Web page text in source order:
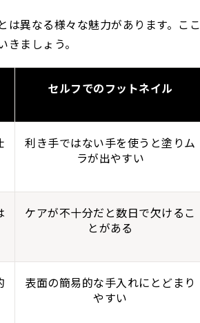
は異なる様々な魅力があります。ここ
ましょう。
セルフでのフットネイル
利き手ではない手を使うと塗りム
ラが出やすい
ケアが不十分だと数日で欠けるこ
とがある
表面の簡易的な手入れにとどまり
やすい